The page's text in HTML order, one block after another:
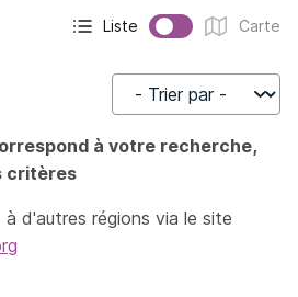
Affichage actif :
Liste
Affichage :
Carte
Trier par
à votre recherche,
critères
à d'autres régions via le site